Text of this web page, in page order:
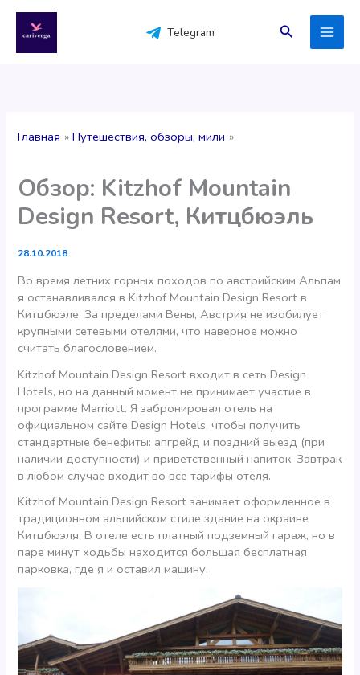
содержимому
Telegram Поиск
Главная Путешествия, обзоры, мили
Обзор: Kitzhof Mountain
Design Resort, Китцбюэль
28.10.2018
Во время летних горных походов по австрийским Альпам
я останавливался в Kitzhof Mountain Design Resort в
Китцбюэле. За пределами Вены, Австрия не изобилует
крупными сетевыми отелями, что наверное можно
считать благословением.
Kitzhof Mountain Design Resort входит в сеть Design
Hotels, но на данный момент не принимает участие в
программе Marriott. Я забронировал отель на
официальном сайте Design Hotels, чтобы получить
стандартные бенефиты: апгрейд и поздний выезд (при
наличии доступности) и приветственный напиток. Завтрак
в любом случае входит во все тарифы отеля.
Kitzhof Mountain Design Resort занимает оформленное в
традиционном альпийском стиле здание на окраине
Китцбюэля. В отеле есть платный подземный гараж, но в
паре минут ходьбы находится большая бесплатная
парковка, где я и оставил машину.